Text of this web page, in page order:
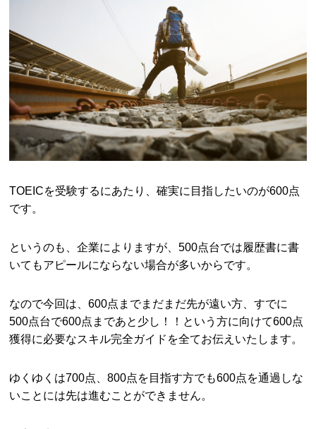
TOEICを受験するにあたり、確実に目指したいのが600点
です。
というのも、企業によりますが、500点台では履歴書に書
いてもアピールにならない場合が多いからです。
なので今回は、600点までまだまだ先が遠い方、すでに
500点台で600点まであと少し！！という方に向けて600点
獲得に必要なスキル完全ガイドを全てお伝えいたします。
ゆくゆくは700点、800点を目指す方でも600点を通過しな
いことには先は進むことができません。